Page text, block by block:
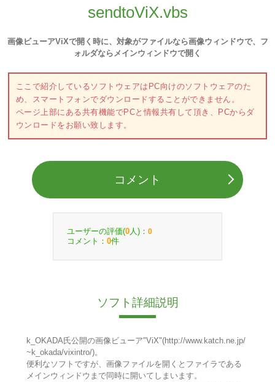
sendtoViX.vbs
画像ビューアViXで開く時に、対象がファイルなら画像ウィンドウで、フ
ォルダならメインウィンドウで開く
ここで紹介しているソフトウェアはPC向けのソフトウェアのた
め、スマートフォンでダウンロードすることができません。
ページ上部にある共有機能でPCと情報共有して頂き、PCからダ
ウンロードをお願い致します。
コメント
ユーザーの評価(0 人)： 0
コメント： 0件
ソフト詳細説明
k_OKADA氏公開の画像ビューア"ViX"(http://www.katch.ne.jp/
~k_okada/vixintro/)。
便利なソフトですが、画像ファイルを開くとファイラである
メインウィンドウまで同時に開いてしまいます。